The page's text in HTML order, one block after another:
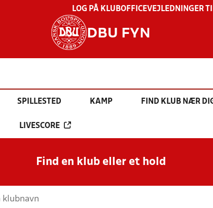
LOG PÅ KLUBOFFICEVEJLEDNINGER
DBU FYN
SPILLESTED KAMP FIND KLUB NÆR
LIVESCORE
Find en klub eller et hold